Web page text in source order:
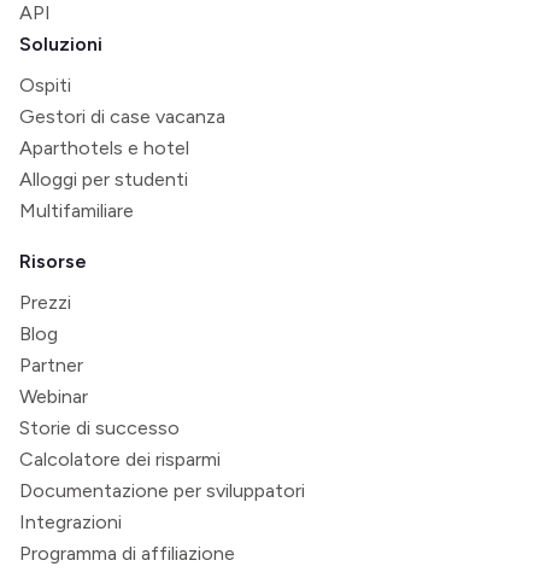
API
Soluzioni
Ospiti
Gestori di case vacanza
Aparthotels e hotel
Alloggi per studenti
Multifamiliare
Risorse
Prezzi
Blog
Partner
Webinar
Storie di successo
Calcolatore dei risparmi
Documentazione per sviluppatori
Integrazioni
Programma di affiliazione